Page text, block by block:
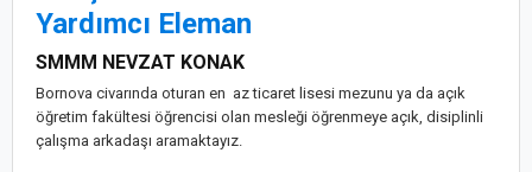
Yardımcı Eleman
SMMM NEVZAT KONAK
Bornova civarında oturan en az ticaret lisesi mezunu ya da açık
öğretim fakültesi öğrencisi olan mesleği öğrenmeye açık, disiplinli
çalışma arkadaşı aramaktayız.